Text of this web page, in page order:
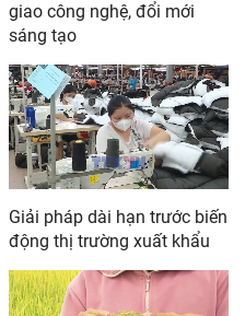
giao công nghệ, đổi mới
sáng tạo
Giải pháp dài hạn trước biến
động thị trường xuất khẩu